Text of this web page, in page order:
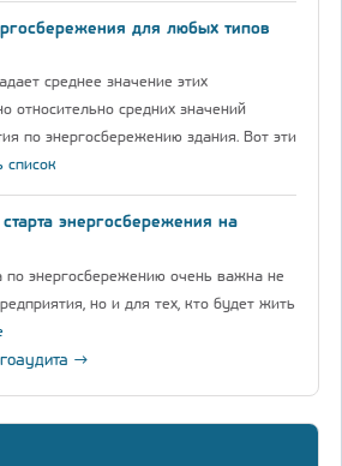
для любых типов
среднее значение этих
относительно средних значений
по энергосбережению здания. Вот эти
список
энергосбережения на
по энергосбережению очень важна не
но и для тех, кто будет жить
→